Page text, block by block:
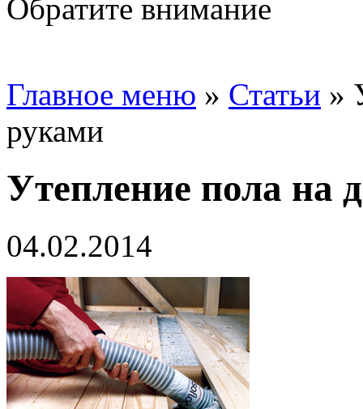
Обратите внимание
Главное меню » Статьи »
руками
Утепление пола на
04.02.2014